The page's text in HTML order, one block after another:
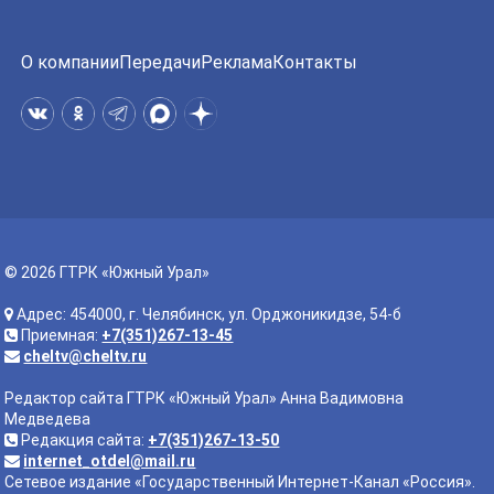
О компанииПередачиРекламаКонтакты
© 2026 ГТРК «Южный Урал»
Адрес: 454000, г. Челябинск, ул. Орджоникидзе, 54-б
Приемная: +7(351)267-13-45
cheltv@cheltv.ru
Редактор сайта ГТРК «Южный Урал» Анна Вадимовна
Медведева
Редакция сайта: +7(351)267-13-50
internet_otdel@mail.ru
Сетевое издание «Государственный Интернет-Канал «Россия».